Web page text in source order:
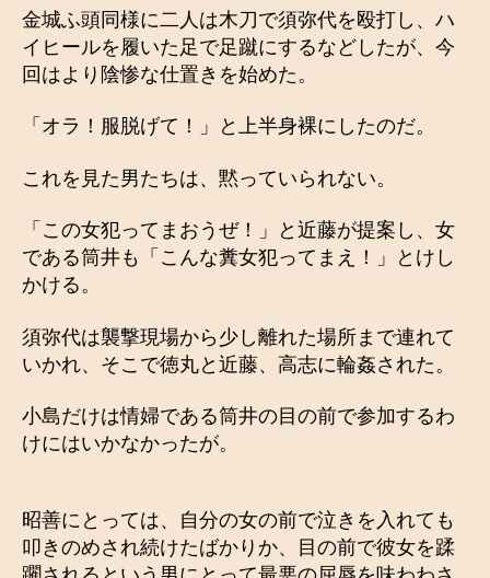
金城ふ頭同様に二人は木刀で須弥代を殴打し、ハ
イヒールを履いた足で足蹴にするなどしたが、今
回はより陰惨な仕置きを始めた。
「オラ！服脱げて！」と上半身裸にしたのだ。
これを見た男たちは、黙っていられない。
「この女犯ってまおうぜ！」と近藤が提案し、女
である筒井も「こんな糞女犯ってまえ！」とけし
かける。
須弥代は襲撃現場から少し離れた場所まで連れて
いかれ、そこで徳丸と近藤、高志に輪姦された。
小島だけは情婦である筒井の目の前で参加するわ
けにはいかなかったが。
昭善にとっては、自分の女の前で泣きを入れても
叩きのめされ続けたばかりか、目の前で彼女を蹂